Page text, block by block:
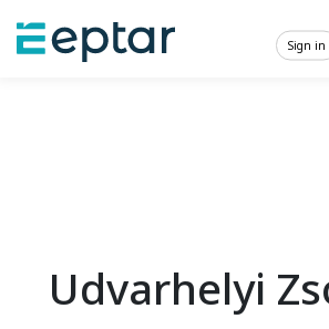
Sign in
Udvarhelyi